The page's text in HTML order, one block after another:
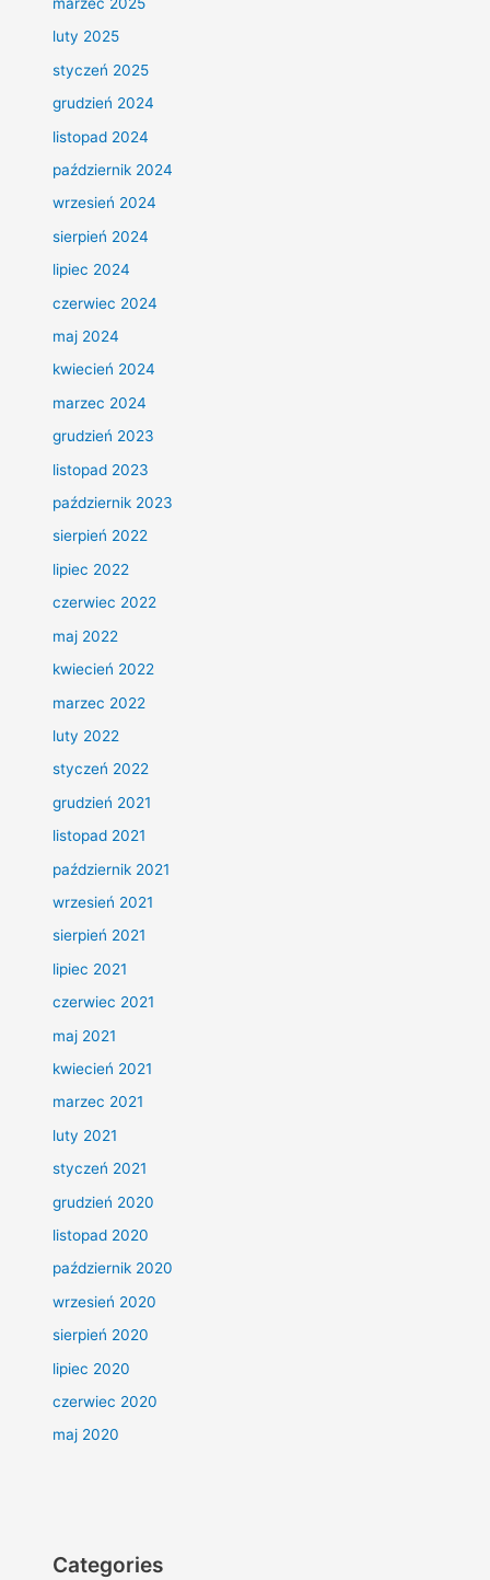
luty 2025
styczeń 2025
grudzień 2024
listopad 2024
październik 2024
wrzesień 2024
sierpień 2024
lipiec 2024
czerwiec 2024
maj 2024
kwiecień 2024
marzec 2024
grudzień 2023
listopad 2023
październik 2023
sierpień 2022
lipiec 2022
czerwiec 2022
maj 2022
kwiecień 2022
marzec 2022
luty 2022
styczeń 2022
grudzień 2021
listopad 2021
październik 2021
wrzesień 2021
sierpień 2021
lipiec 2021
czerwiec 2021
maj 2021
kwiecień 2021
marzec 2021
luty 2021
styczeń 2021
grudzień 2020
listopad 2020
październik 2020
wrzesień 2020
sierpień 2020
lipiec 2020
czerwiec 2020
maj 2020
Categories